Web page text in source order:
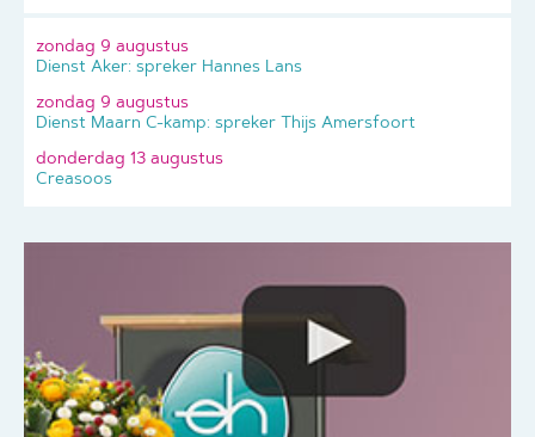
zondag 9 augustus
Dienst Aker: spreker Hannes Lans
zondag 9 augustus
Dienst Maarn C-kamp: spreker Thijs Amersfoort
donderdag 13 augustus
Creasoos